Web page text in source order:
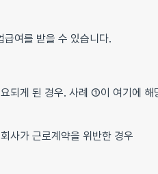
급여를 받을 수 있습니다.
되게 된 경우. 사례 ①이 여기에 해
사가 근로계약을 위반한 경우